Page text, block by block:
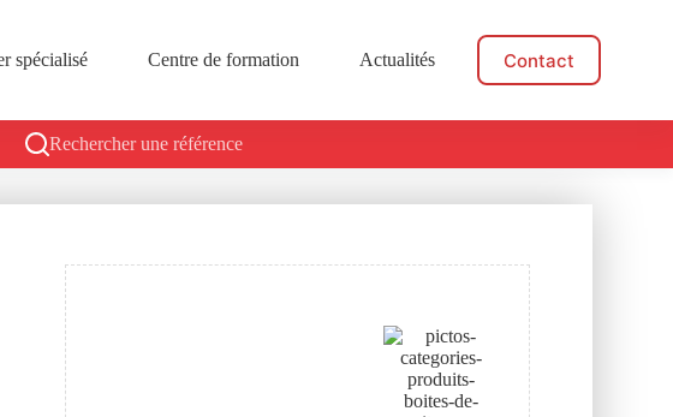
spécialisé Centre de formation Actualités Contact
Rechercher une référence